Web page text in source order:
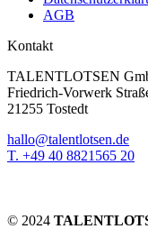
AGB
Kontakt
TALENTLOTSEN
Friedrich-Vorwerk
21255 Tostedt
hallo@talentlotsen.de
T. +49 40 8821565 20
© 2024